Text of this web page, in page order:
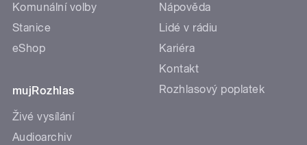
Komunální volby
Stanice
eShop
mujRozhlas
Živé vysílání
Audioarchiv
Nápověda
Lidé v rádiu
Kariéra
Kontakt
Rozhlasový poplatek